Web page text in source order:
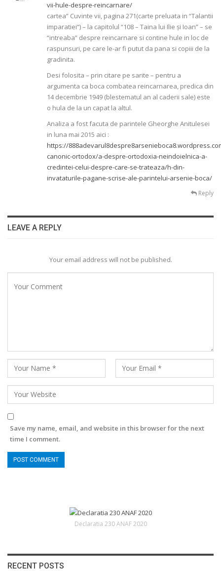
vii-hule-despre-reincarnare/
cartea” Cuvinte vii, pagina 271(carte preluata in “Talantii
imparatiei“) – la capitolul “108 – Taina lui Ilie şi Ioan” – se
“intreaba” despre reincarnare si contine hule in loc de
raspunsuri, pe care le-ar fi putut da pana si copiii de la
gradinita.
Desi folosita – prin citare pe sarite – pentru a
argumenta ca boca combatea reincarnarea, predica din
14 decembrie 1949 (blestematul an al caderii sale) este
o hula de la un capat la altul.
Analiza a fost facuta de parintele Gheorghe Anitulesei
in luna mai 2015 aici :
https://
canonic-ortodox/a-despre-ortodoxia-neindoielnica-a-
credintei-celui-despre-care-se-trateaza/h-din-
invataturile-pagane-scrise-ale-parintelui-arsenie-boca/
Reply
LEAVE A REPLY
Your email address will not be published.
Save my name, email, and website in this browser for the next
time I comment.
Declaratia 230 ANAF 2020
RECENT POSTS